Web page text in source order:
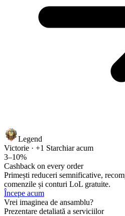
Legend
Victorie · +1 Starchiar acum
3–10%
Cashback on every order
Primești reduceri semnificative,
comenzile și conturi LoL gratuite.
Începe acum
Vrei imaginea de ansamblu?
Prezentare detaliată a serviciilor